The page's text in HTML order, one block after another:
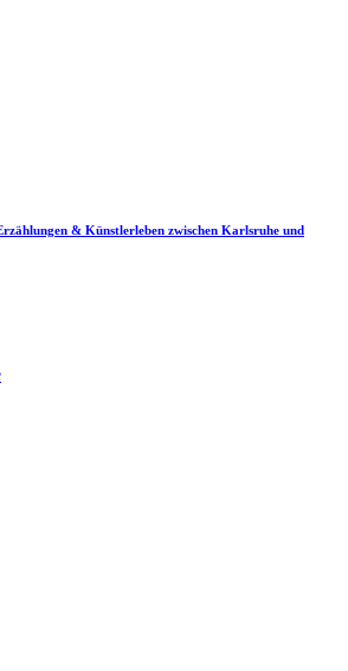
& Künstlerleben zwischen Karlsruhe und